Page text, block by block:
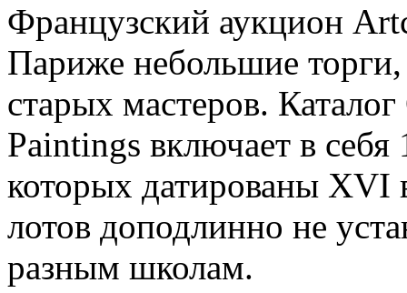
Французский аукцион
Париже небольшие
старых мастеров.
Paintings включает в
которых датированы XVI
лотов доподлинно не
разным школам.